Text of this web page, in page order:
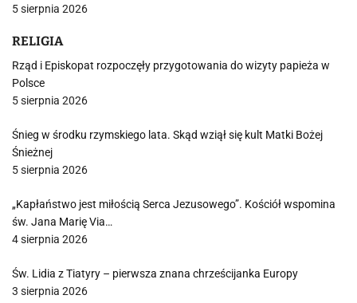
5 sierpnia 2026
RELIGIA
Rząd i Episkopat rozpoczęły przygotowania do wizyty papieża w
Polsce
5 sierpnia 2026
Śnieg w środku rzymskiego lata. Skąd wziął się kult Matki Bożej
Śnieżnej
5 sierpnia 2026
„Kapłaństwo jest miłością Serca Jezusowego”. Kościół wspomina
św. Jana Marię Via…
4 sierpnia 2026
Św. Lidia z Tiatyry – pierwsza znana chrześcijanka Europy
3 sierpnia 2026